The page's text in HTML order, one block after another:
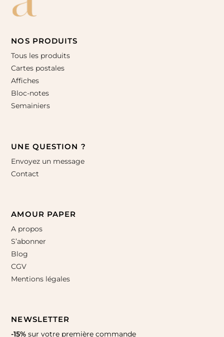
NOS PRODUITS
Tous les produits
Cartes postales
Affiches
Bloc-notes
Semainiers
UNE QUESTION ?
Envoyez un message
Contact
AMOUR PAPER
A propos
S’abonner
Blog
CGV
Mentions légales
NEWSLETTER
-15% sur votre première commande